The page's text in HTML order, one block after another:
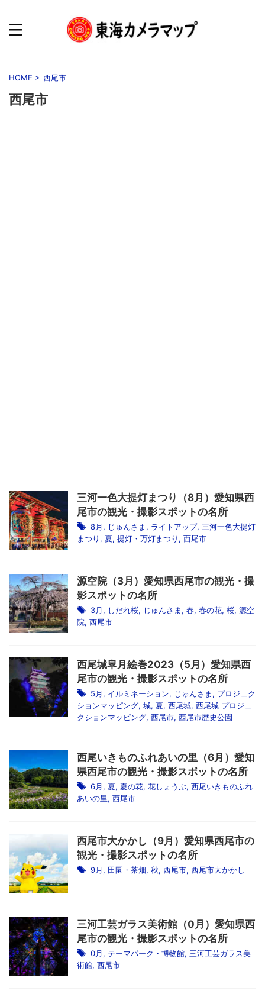
HOME > 西尾市
西尾市
三河一色大提灯まつり（8月）愛知県西
尾市の観光・撮影スポットの名所
8月, じゅんさま , ライトアップ, 三河一色大提灯
まつり , 夏, 提灯・万灯まつり , 西尾市
源空院（3月）愛知県西尾市の観光・撮
影スポットの名所
3月, しだれ桜, じゅんさま , 春, 春の花, 桜, 源空
院, 西尾市
西尾城皐月絵巻2023（5月）愛知県西
尾市の観光・撮影スポットの名所
5月, イルミネーション, じゅんさま , プロジェク
ションマッピング, 城, 夏, 西尾城, 西尾城 プロジェ
クションマッピング, 西尾市, 西尾市歴史公園
西尾いきものふれあいの里（6月）愛知
県西尾市の観光・撮影スポットの名所
6月, 夏, 夏の花, 花しょうぶ, 西尾いきものふれ
あいの里, 西尾市
西尾市大かかし（9月）愛知県西尾市の
観光・撮影スポットの名所
9月, 田園・茶畑, 秋, 西尾市, 西尾市大かかし
三河工芸ガラス美術館（0月）愛知県西
尾市の観光・撮影スポットの名所
0月, テーマパーク・博物館, 三河工芸ガラス美
術館, 西尾市